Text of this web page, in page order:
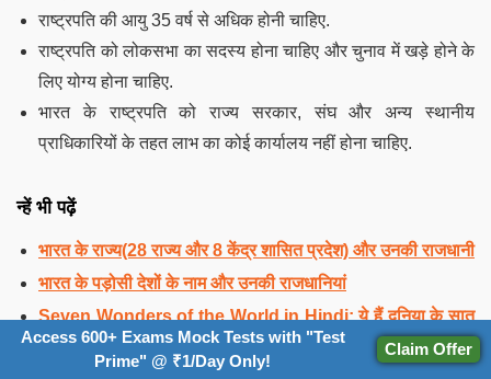
राष्ट्रपति की आयु 35 वर्ष से अधिक होनी चाहिए.
राष्ट्रपति को लोकसभा का सदस्य होना चाहिए और चुनाव में खड़े होने के
लिए योग्य होना चाहिए.
भारत के राष्ट्रपति को राज्य सरकार, संघ और अन्य स्थानीय
प्राधिकारियों के तहत लाभ का कोई कार्यालय नहीं होना चाहिए.
न्हें भी पढ़ें
भारत के राज्य(28 राज्य और 8 केंद्र शासित प्रदेश) और उनकी राजधानी
भारत के पड़ोसी देशों के नाम और उनकी राजधानियां
Seven Wonders of the World in Hindi: ये हैं दुनिया के सात
अजूबे फोटो सहित
Access 600+ Exams Mock Tests with "Test
Prime" @ ₹1/Day Only!
Claim Offer